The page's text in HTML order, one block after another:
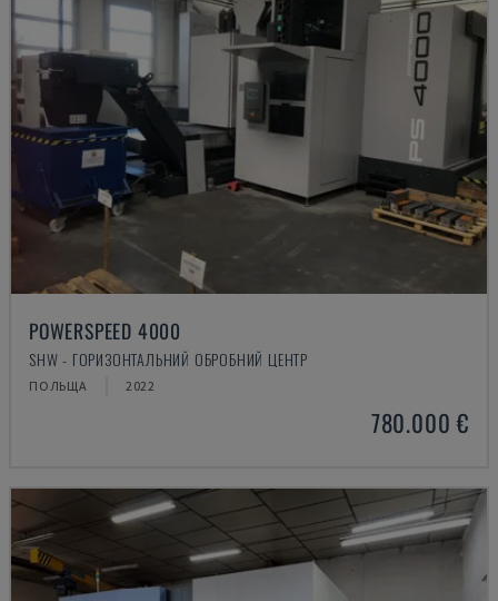
POWERSPEED 4000
SHW - ГОРИЗОНТАЛЬНИЙ ОБРОБНИЙ ЦЕНТР
ПОЛЬЩА 2022
780.000 €